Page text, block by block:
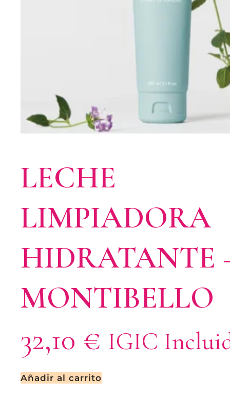
LECHE
LIMPIADORA
HIDRATANTE
MONTIBELLO
32,10 € IGIC
Añadir al carrito